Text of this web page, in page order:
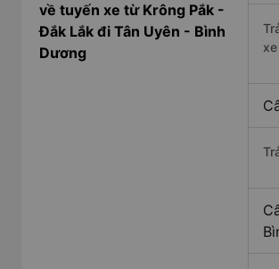
về tuyến xe từ Krông Pắk -
Đắk Lắk đi Tân Uyên - Bình
Dương